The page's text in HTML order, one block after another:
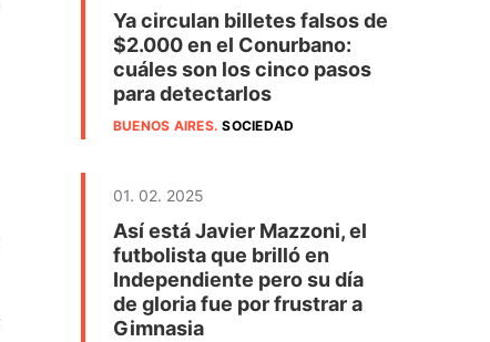
Ya circulan billetes falsos de
$2.000 en el Conurbano:
cuáles son los cinco pasos
para detectarlos
BUENOS AIRES.SOCIEDAD
01. 02. 2025
Así está Javier Mazzoni, el
futbolista que brilló en
Independiente pero su día
de gloria fue por frustrar a
Gimnasia